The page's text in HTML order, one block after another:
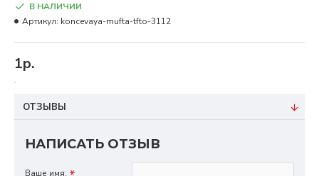
1р.
В НАЛИЧИИ
Артикул: koncevaya-mufta-tfto-3112
ОТЗЫВЫ
НАПИСАТЬ ОТЗЫВ
Ваше имя: